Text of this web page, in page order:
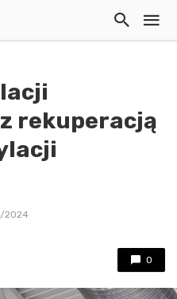
rekuperacją
2024
0